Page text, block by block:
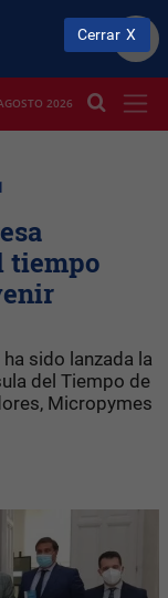
2026
tiempo
sido lanzada la
del Tiempo de
Micropymes
Cerrar